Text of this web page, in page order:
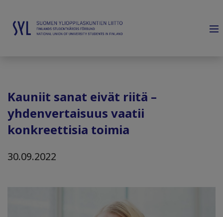
Kauniit sanat eivät riitä –
yhdenvertaisuus vaatii
konkreettisia toimia
30.09.2022